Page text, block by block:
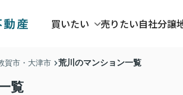
買いたい 売りたい自社分譲
賀市・大津市 荒川のマンション一覧
覧